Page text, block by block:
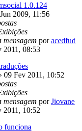
1.0.124
2009, 11:56
mensagem poracedfud
2011, 08:53
09 Fev 2011, 10:52
mensagem porJiovane
2011, 10:52
funciona